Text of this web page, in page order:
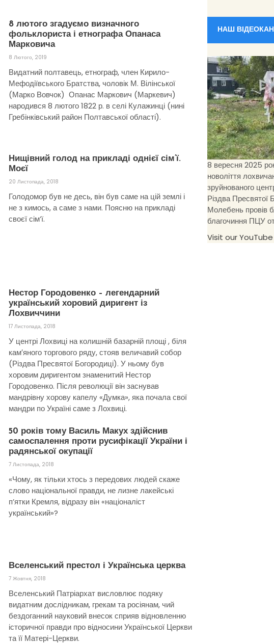
8 лютого згадуємо визначного
фольклориста і етнографа Опанаса
Марковича
8 Лютого, 2019
Видатний полтавець, етнограф, член Кирило-
Мефодіївського Братства, чоловік М. Вілінської
(Марко Вовчок) Опанас Маркович (Маркевич)
народився 8 лютого 1822 р. в селі Кулажинці (нині
Гребінківський район Полтавської області).
Нищівний голод на прикладі однієї сім’ї.
Моєї
20 Листопада, 2018
Голодомор був не десь, він був саме на цій землі і
не з кимось, а саме з нами. Поясню на прикладі
своєї сім’ї.
Нестор Городовенко – легендарний
український хоровий диригент із
Лохвиччини
17 Листопада, 2018
У центрі Лохвиці на колишній базарній площі , біля
кам′яного торгового ряду, стояв величавий собор
(Різдва Пресвятої Богородиці). У ньому був
хоровим диригентом знаменитий Нестор
Городовенко. Після революції він заснував
мандрівну хорову капелу «Думка», яка почала свої
мандри по Україні саме з Лохвиці.
50 років тому Василь Макух здійснив
самоспалення проти русифікації України і
радянської окупації
7 Листопада, 2018
«Чому, як тільки хтось з передових людей скаже
слово національної правди, не лизне лакейські
п’ятки Кремля, відразу він «націоналіст
український»?
Вселенський престол і Українська церква
7 Жовтня, 2018
Вселенський Патріархат висловлює подяку
видатним дослідникам, грекам та росіянам, чий
бездоганний науковий внесок сприяв відновленню
історичної правди про відносини Української Церкви
та її Матері-Церкви.
НАШ
8 вересня 2025
новоліття
зруйнованого
Різдва Пресвятої
Молебень провів
благочиння ПЦУ
Visit our